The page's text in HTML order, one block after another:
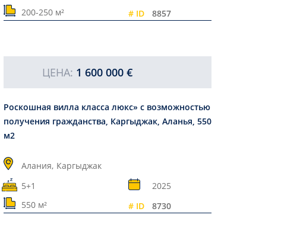
200-250 м²
# ID 8857
ЦЕНА: 1 600 000 €
Роскошная вилла класса люкс» с возможностью
получения гражданства, Каргыджак, Аланья, 550
м2
Алания, Каргыджак
5+1
2025
550 м²
# ID 8730